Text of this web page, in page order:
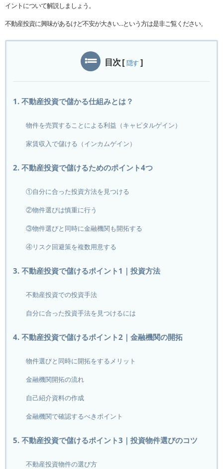
イントについて解説しましょう。
不動産投資に興味があるけど不安が大きい…という方は是非ご覧ください。
目次[ 隠す ]
1. 不動産投資で儲かる仕組みとは？
物件を売買することによる利益（キャピタルゲイン）
家賃収入で儲ける（インカムゲイン）
2. 不動産投資で儲けるためのポイント4つ
①自分に合った投資方法を見つける
②物件選びは慎重に行う
③物件選びと同時に金融機関も開拓する
④リスク回避策を複数用意する
3. 不動産投資で儲けるポイント1｜投資方法
不動産投資での投資手法
自分に合った投資手法を見つけるには
4. 不動産投資で儲けるポイント2｜金融機関の開拓
物件選びと同時に開拓をするメリット
金融機関開拓の流れ
自己紹介資料の作成
金融機関で確認するべきポイント
5. 不動産投資で儲けるポイント3｜投資物件選びのコツ
不動産投資物件の選び方